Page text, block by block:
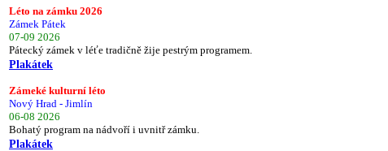
Léto na zámku 2026
Zámek Pátek
07-09 2026
Pátecký zámek v léťe tradičně žije pestrým programem.
Plakátek
Zámeké kulturní léto
Nový Hrad - Jimlín
06-08 2026
Bohatý program na nádvoří i uvnitř zámku.
Plakátek